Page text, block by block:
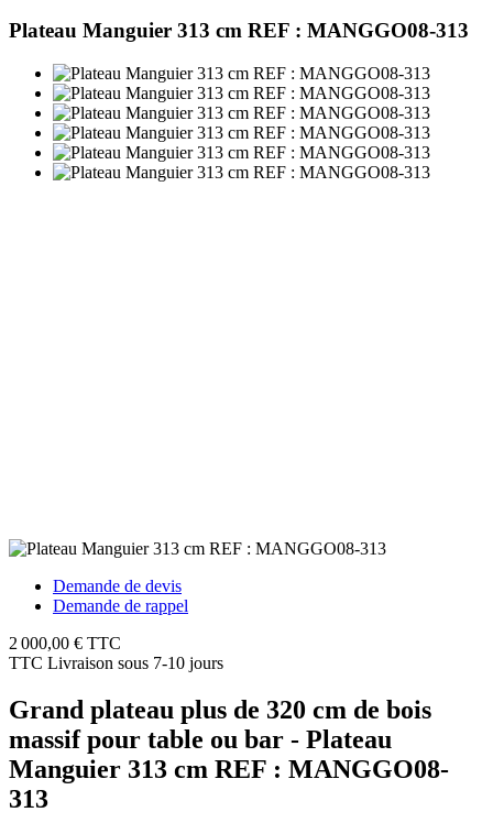
Plateau Manguier 313 cm REF : MANGGO08-313
Demande de devis
Demande de rappel
2 000,00 € TTC
TTC Livraison sous 7-10 jours
Grand plateau plus de 320 cm de bois
massif pour table ou bar - Plateau
Manguier 313 cm REF : MANGGO08-
313